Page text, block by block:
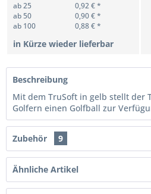
ab 25
0,92 € *
ab 50
0,90 € *
ab 100
0,88 € *
in Kürze wieder lieferbar
Beschreibung
Mit dem TruSoft in gelb stellt der
Golfern einen Golfball zur
Zubehör 9
Ähnliche Artikel